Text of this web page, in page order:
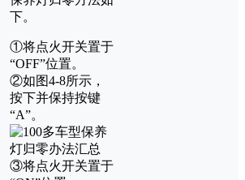
下。
①将点火开关置于
“OFF”位置。
②如图4-8所示，
按下并保持按键
“A”。
③将点火开关置于